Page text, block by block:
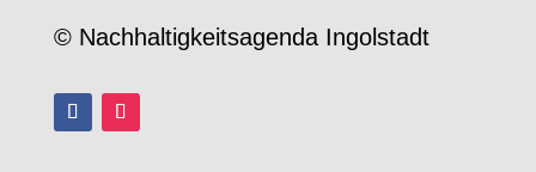
© Nachhaltigkeitsagenda Ingolstadt